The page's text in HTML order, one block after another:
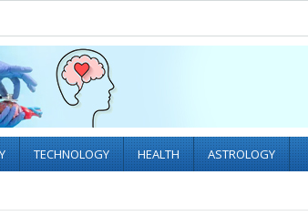
TECHNOLOGY HEALTH ASTROLOGY